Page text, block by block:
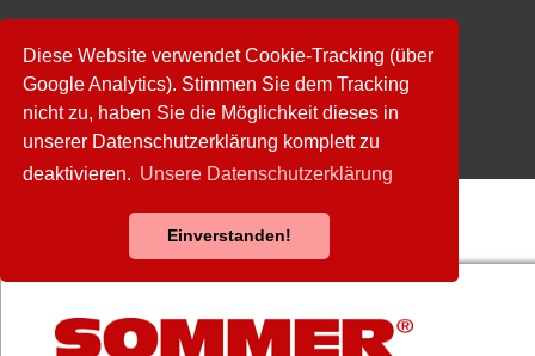
Diese Website verwendet Cookie-Tracking (über
Google Analytics). Stimmen Sie dem Tracking
nicht zu, haben Sie die Möglichkeit dieses in
unserer Datenschutzerklärung komplett zu
deaktivieren. Unsere Datenschutzerklärung
Einverstanden!